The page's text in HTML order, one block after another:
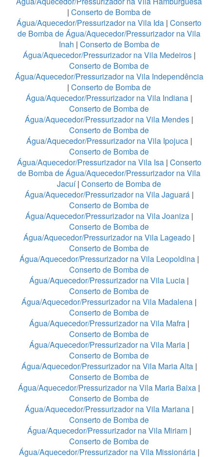
| Conserto de Bomba de
Água/Aquecedor/Pressurizador na Vila Ida | Conserto
de Bomba de Água/Aquecedor/Pressurizador na Vila
Inah | Conserto de Bomba de
Água/Aquecedor/Pressurizador na Vila Medeiros|
Conserto de Bomba de
Água/Aquecedor/Pressurizador na Vila Independência
| Conserto de Bomba de
Água/Aquecedor/Pressurizador na Vila Indiana |
Conserto de Bomba de
Água/Aquecedor/Pressurizador na Vila Mendes |
Conserto de Bomba de
Água/Aquecedor/Pressurizador na Vila Ipojuca|
Conserto de Bomba de
Água/Aquecedor/Pressurizador na Vila Isa| Conserto
de Bomba de Água/Aquecedor/Pressurizador na Vila
Jacuí| Conserto de Bomba de
Água/Aquecedor/Pressurizador na Vila Jaguará|
Conserto de Bomba de
Água/Aquecedor/Pressurizador na Vila Joaniza|
Conserto de Bomba de
Água/Aquecedor/Pressurizador na Vila Lageado |
Conserto de Bomba de
Água/Aquecedor/Pressurizador na Vila Leopoldina|
Conserto de Bomba de
Água/Aquecedor/Pressurizador na Vila Lucia |
Conserto de Bomba de
Água/Aquecedor/Pressurizador na Vila Madalena |
Conserto de Bomba de
Água/Aquecedor/Pressurizador na Vila Mafra |
Conserto de Bomba de
Água/Aquecedor/Pressurizador na Vila Maria|
Conserto de Bomba de
Água/Aquecedor/Pressurizador na Vila Maria Alta|
Conserto de Bomba de
Água/Aquecedor/Pressurizador na Vila Maria Baixa |
Conserto de Bomba de
Água/Aquecedor/Pressurizador na Vila Mariana|
Conserto de Bomba de
Água/Aquecedor/Pressurizador na Vila Miriam|
Conserto de Bomba de
Água/Aquecedor/Pressurizador na Vila Missionária|